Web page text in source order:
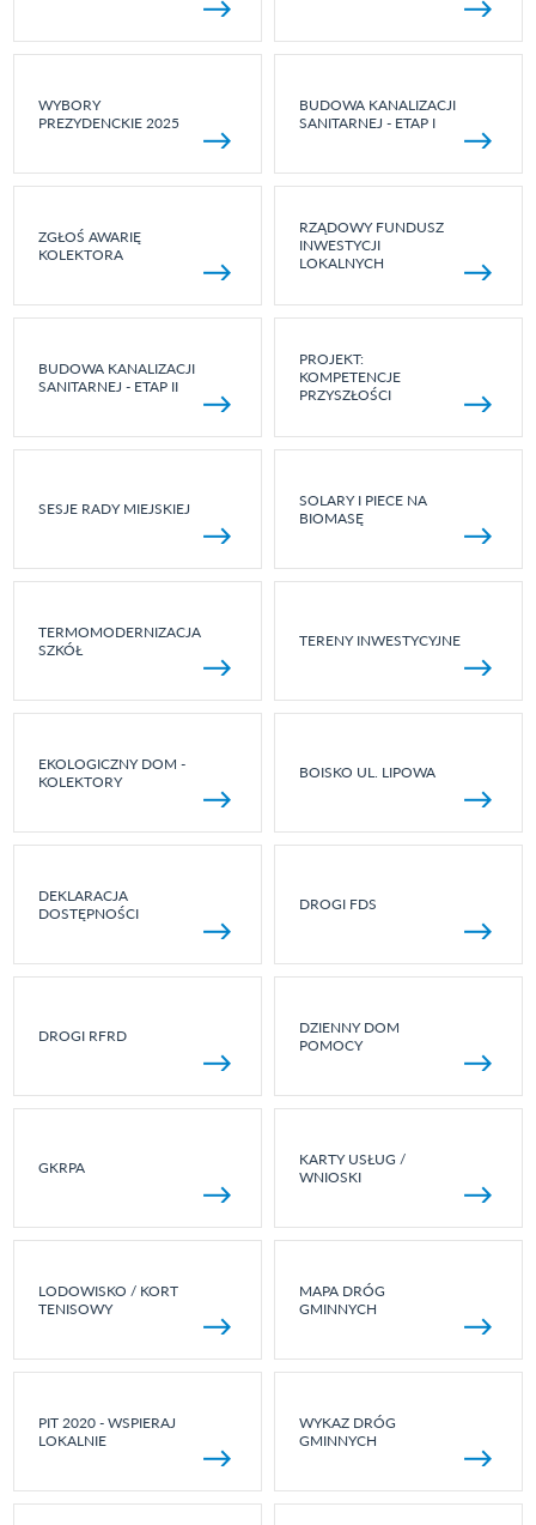
WYBORY
PREZYDENCKIE 2025
BUDOWA KANALIZACJI
SANITARNEJ - ETAP I
ZGŁOŚ AWARIĘ
KOLEKTORA
RZĄDOWY FUNDUSZ
INWESTYCJI
LOKALNYCH
BUDOWA KANALIZACJI
SANITARNEJ - ETAP II
PROJEKT:
KOMPETENCJE
PRZYSZŁOŚCI
SESJE RADY MIEJSKIEJ
SOLARY I PIECE NA
BIOMASĘ
TERMOMODERNIZACJA
SZKÓŁ
TERENY INWESTYCYJNE
EKOLOGICZNY DOM -
KOLEKTORY
BOISKO UL. LIPOWA
DEKLARACJA
DOSTĘPNOŚCI
DROGI FDS
DROGI RFRD
DZIENNY DOM
POMOCY
GKRPA
KARTY USŁUG /
WNIOSKI
LODOWISKO / KORT
TENISOWY
MAPA DRÓG
GMINNYCH
PIT 2020 - WSPIERAJ
LOKALNIE
WYKAZ DRÓG
GMINNYCH